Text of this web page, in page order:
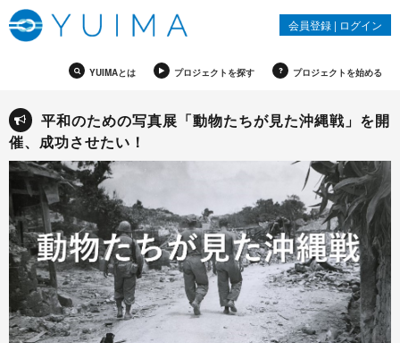
YUIMAとは プロジェクトを探す プロジェクトを始める
会員登録 | ログイン
平和のための写真展「動物たちが見た沖縄戦」を開
催、成功させたい！